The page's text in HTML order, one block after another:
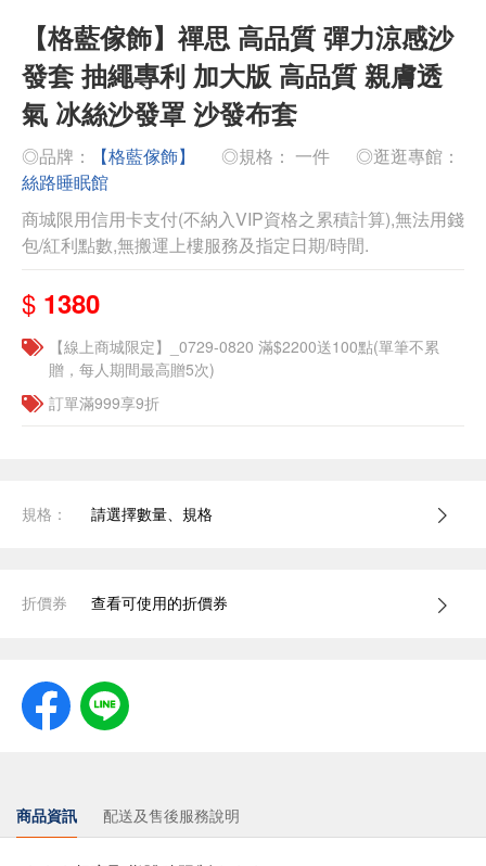
【格藍傢飾】禪思 高品質 彈力涼感沙
發套 抽繩專利 加大版 高品質 親膚透
氣 冰絲沙發罩 沙發布套
◎品牌： 【格藍傢飾】 ◎規格： 一件
◎逛逛專館：
絲路睡眠館
商城限用信用卡支付(不納入VIP資格之累積計算),無法用錢
包/紅利點數,無搬運上樓服務及指定日期/時間.
$ 1380
【線上商城限定】_0729-0820 滿$2200送100點(單筆不累
贈，每人期間最高贈5次)
訂單滿999享9折
規格： 請選擇數量、規格
折價券 查看可使用的折價券
商品資訊 配送及售後服務說明